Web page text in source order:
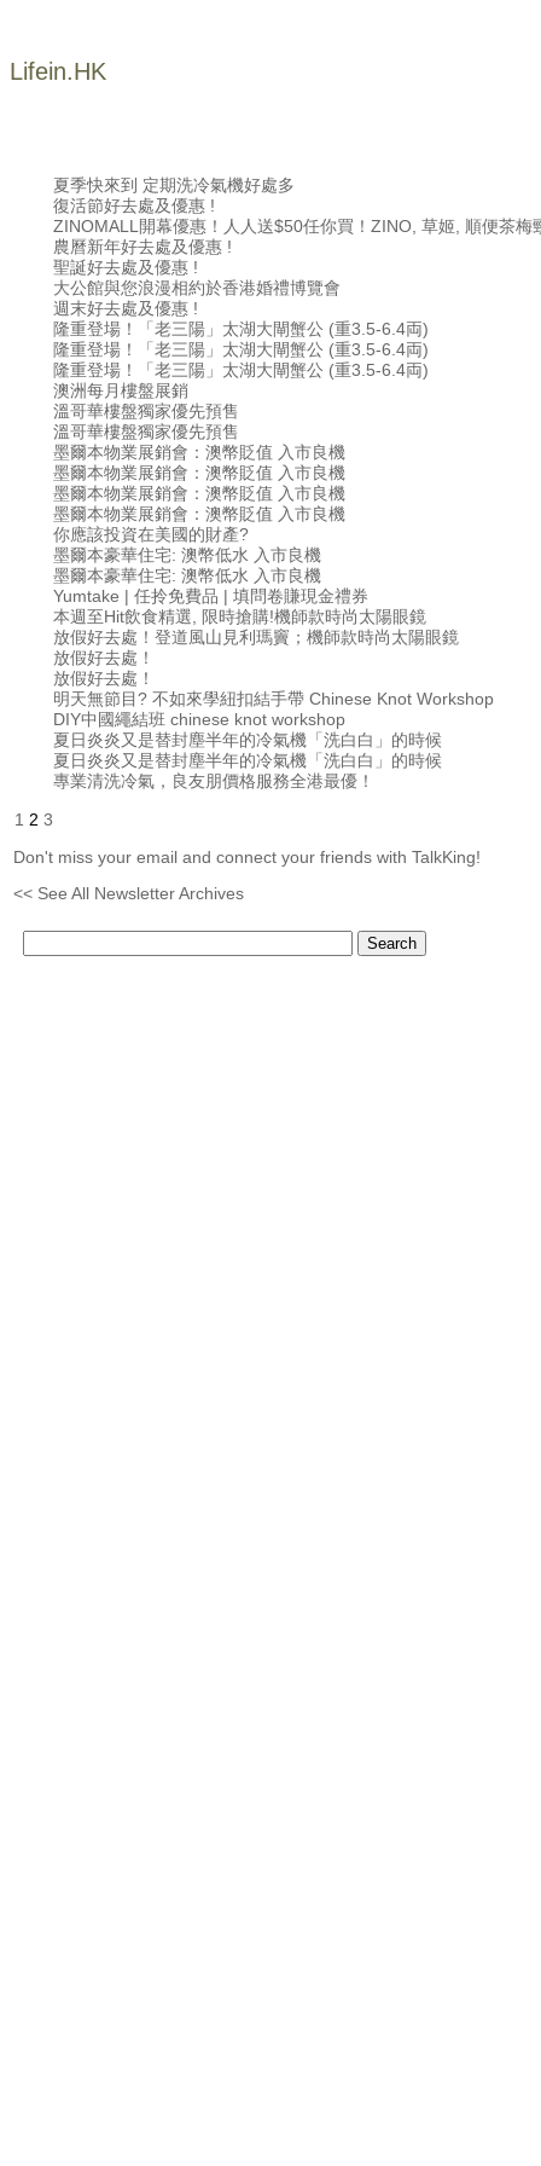
Lifein.HK
夏季快來到 定期洗冷氣機好處多
復活節好去處及優惠 !
ZINOMALL開幕優惠！人人送$50任你買！ZINO, 草姬, 順便茶
農曆新年好去處及優惠 !
聖誕好去處及優惠 !
大公館與您浪漫相約於香港婚禮博覽會
週末好去處及優惠 !
隆重登場！「老三陽」太湖大閘蟹公 (重3.5-6.4両)
隆重登場！「老三陽」太湖大閘蟹公 (重3.5-6.4両)
隆重登場！「老三陽」太湖大閘蟹公 (重3.5-6.4両)
澳洲每月樓盤展銷
溫哥華樓盤獨家優先預售
溫哥華樓盤獨家優先預售
墨爾本物業展銷會：澳幣貶值 入市良機
墨爾本物業展銷會：澳幣貶值 入市良機
墨爾本物業展銷會：澳幣貶值 入市良機
墨爾本物業展銷會：澳幣貶值 入市良機
你應該投資在美國的財產?
墨爾本豪華住宅: 澳幣低水 入市良機
墨爾本豪華住宅: 澳幣低水 入市良機
Yumtake | 任拎免費品 | 填問卷賺現金禮券
本週至Hit飲食精選, 限時搶購!機師款時尚太陽眼鏡
放假好去處！登道風山見利瑪竇；機師款時尚太陽眼鏡
放假好去處！
放假好去處！
明天無節目? 不如來學紐扣結手帶 Chinese Knot Workshop
DIY中國繩結班 chinese knot workshop
夏日炎炎又是替封塵半年的冷氣機「洗白白」的時候
夏日炎炎又是替封塵半年的冷氣機「洗白白」的時候
專業清洗冷氣，良友朋價格服務全港最優！
1 2 3
Don't miss your email and connect your friends with TalkKing!
<< See All Newsletter Archives